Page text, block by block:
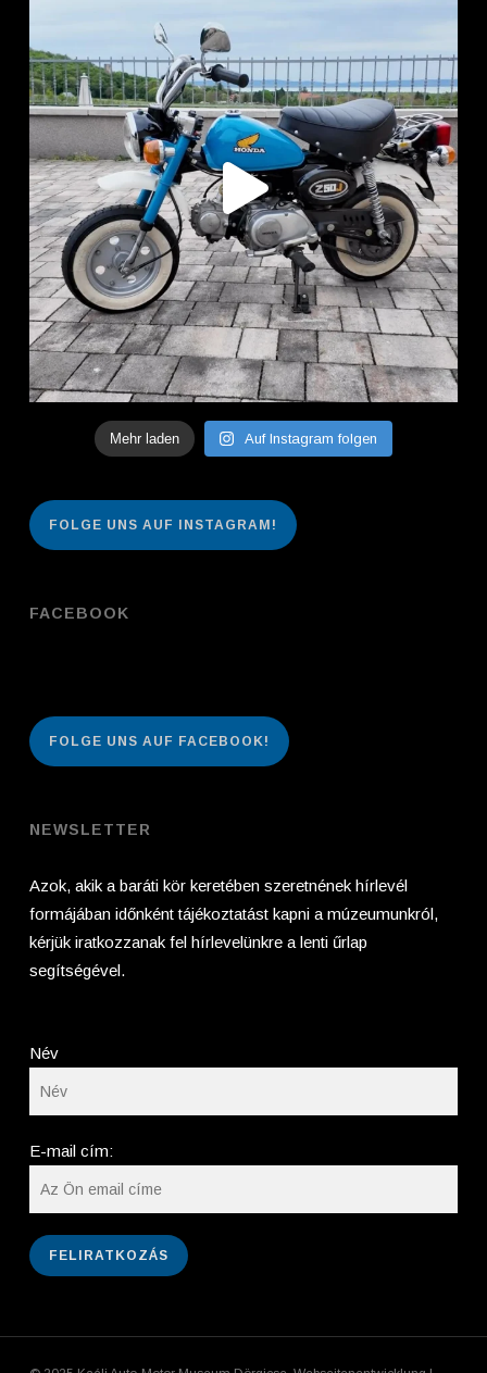
Mehr laden Auf Instagram folgen
FOLGE UNS AUF INSTAGRAM!
FACEBOOK
FOLGE UNS AUF FACEBOOK!
NEWSLETTER
Azok, akik a baráti kör keretében szeretnének hírlevél
formájában időnként tájékoztatást kapni a múzeumunkról,
kérjük iratkozzanak fel hírlevelünkre a lenti űrlap
segítségével.
Név
E-mail cím: